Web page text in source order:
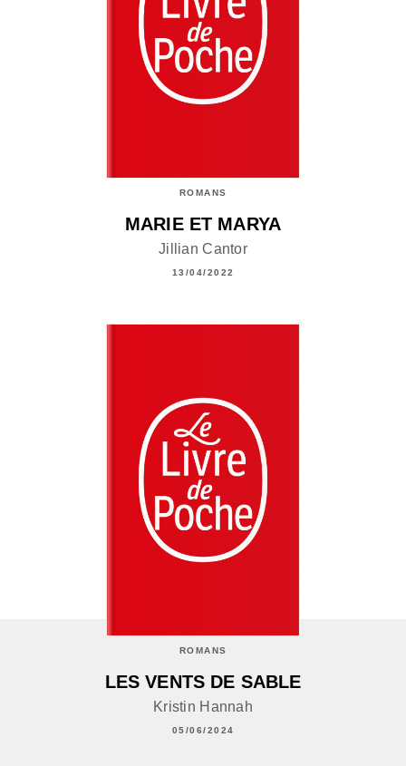
ROMANS
MARIE ET MARYA
Jillian Cantor
13/04/2022
ROMANS
LES VENTS DE SABLE
Kristin Hannah
05/06/2024